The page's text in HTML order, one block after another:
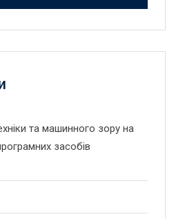
та машинного зору на
засобів